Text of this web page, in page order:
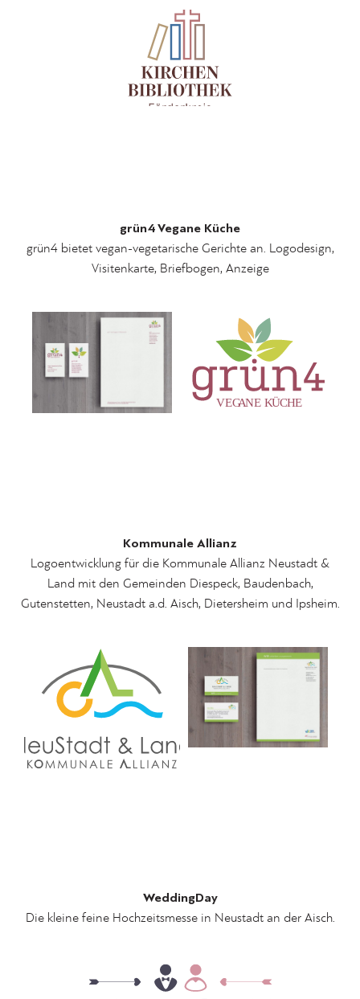
grün4 Vegane Küche
grün4 bietet vegan-vegetarische Gerichte an. Logodesign,
Visitenkarte, Briefbogen, Anzeige
Kommunale Allianz
Logoentwicklung für die Kommunale Allianz Neustadt &
Land mit den Gemeinden Diespeck, Baudenbach,
Gutenstetten, Neustadt a.d. Aisch, Dietersheim und Ipsheim.
WeddingDay
Die kleine feine Hochzeitsmesse in Neustadt an der Aisch.